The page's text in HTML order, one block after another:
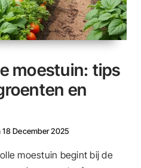
moestuin: tips
en
18 December 2025
moestuin begint bij de